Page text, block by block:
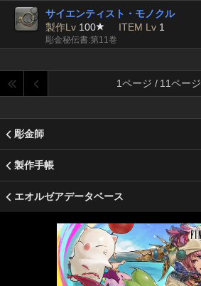
サイエンティスト・モノクル
製作Lv 100 ITEM Lv 1
彫金秘伝書:第11巻
1ページ / 11ページ
彫金師
製作手帳
エオルゼアデータベース